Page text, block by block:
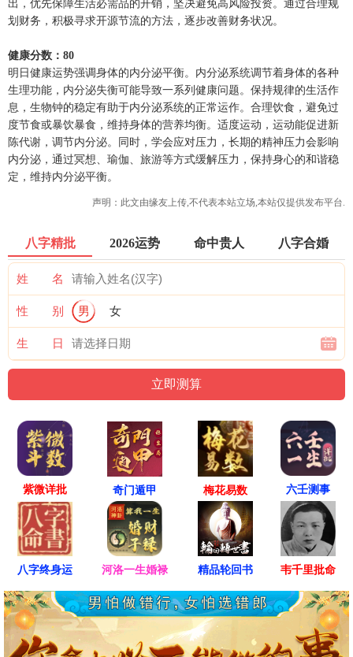
出，优先保障生活必需品的开销，坚决避免高风险投资。通过合理规
划财务，积极寻求开源节流的方法，逐步改善财务状况。
健康分数：80
明日健康运势强调身体的内分泌平衡。内分泌系统调节着身体的各种
生理功能，内分泌失衡可能导致一系列健康问题。保持规律的生活作
息，生物钟的稳定有助于内分泌系统的正常运作。合理饮食，避免过
度节食或暴饮暴食，维持身体的营养均衡。适度运动，运动能促进新
陈代谢，调节内分泌。同时，学会应对压力，长期的精神压力会影响
内分泌，通过冥想、瑜伽、旅游等方式缓解压力，保持身心的和谐稳
定，维持内分泌平衡。
声明：此文由缘友上传,不代表本站立场,本站仅提供发布平台.
八字精批 2026运势 命中贵人 八字合婚
姓 名
性 别 男 女
生 日
紫微详批 奇门遁甲 梅花易数 六壬测事
八字终身运 河洛一生婚禄 精品轮回书 韦千里批命